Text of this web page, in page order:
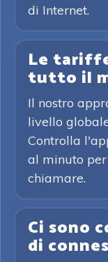
di Internet.
Le
tutto il
Il nostro
livello
Controlla
al minuto
chiamare.
Ci sono
di